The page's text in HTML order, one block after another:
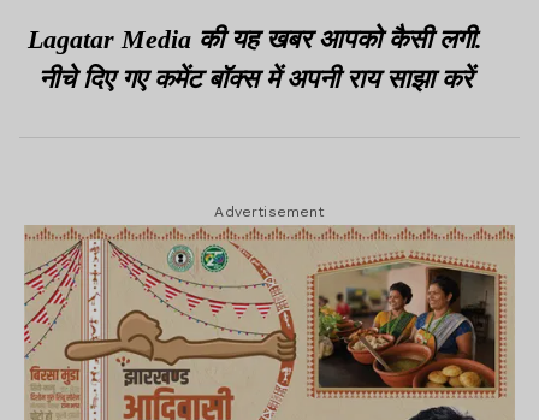
Lagatar Media की यह खबर आपको कैसी लगी.
नीचे दिए गए कमेंट बॉक्स में अपनी राय साझा करें
Advertisement